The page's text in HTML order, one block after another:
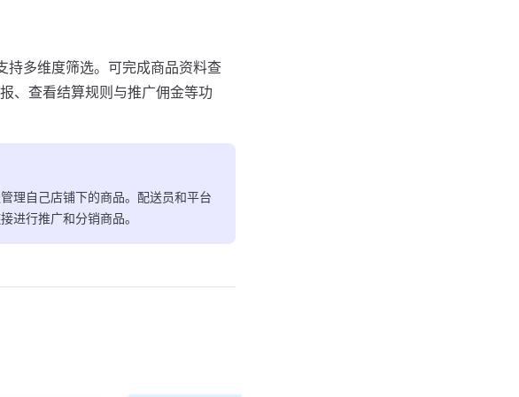
持多维度筛选。可完成商品资料查
、查看结算规则与推广佣金等功
理自己店铺下的商品。配送员和平台
进行推广和分销商品。